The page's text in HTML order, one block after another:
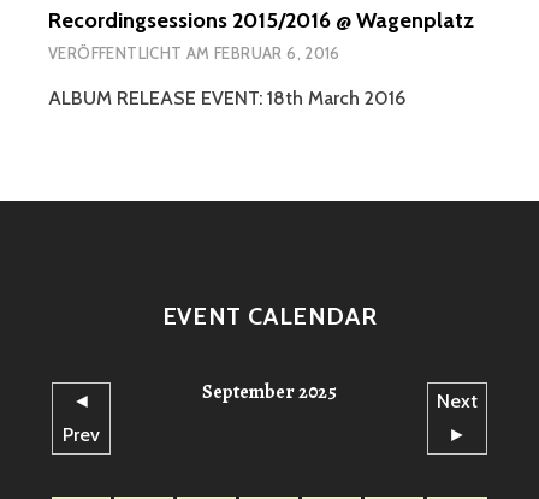
Recordingsessions 2015/2016 @ Wagenplatz
VERÖFFENTLICHT AMFEBRUAR 6, 2016
ALBUM RELEASE EVENT: 18th March 2016
EVENT CALENDAR
◄
Prev
September 2025
Next
►